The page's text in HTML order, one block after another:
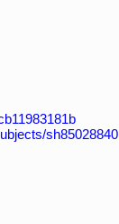
sh85028840